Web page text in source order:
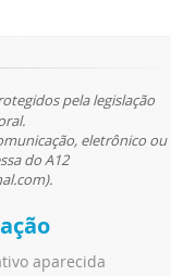
pela legislação
eletrônico ou
do A12
aparecida